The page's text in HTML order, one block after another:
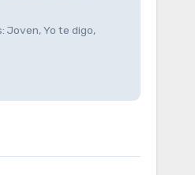
Joven, Yo te digo,